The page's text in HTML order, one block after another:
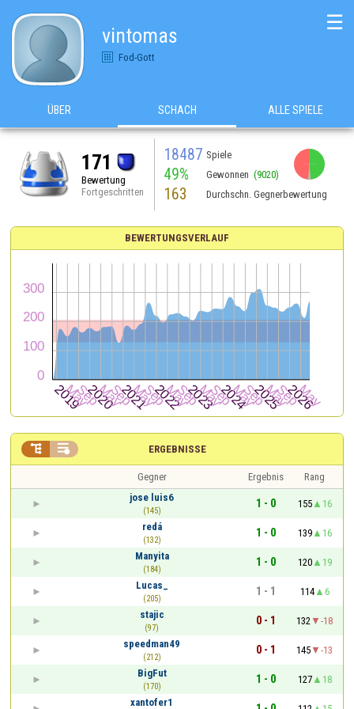
vintomas
Fod-Gott
☰
ÜBER SCHACH ALLE SPIELE
171
Bewertung
Fortgeschritten
18487 Spiele
49% Gewonnen (9020)
163 Durchschn. Gegnerbewertung
BEWERTUNGSVERLAUF
ERGEBNISSE
 
Gegner Ergebnis
Rang
jose luis6
(145)
1 - 0 155
16
redá
(132)
1 - 0 139
16
Manyita
(184)
1 - 0 120
19
Lucas_
(205)
1 - 1 114
6
stajic
(97)
0 - 1 132
-18
speedman49
(212)
0 - 1 145
-13
BigFut
(170)
1 - 0 127
18
xantofer1